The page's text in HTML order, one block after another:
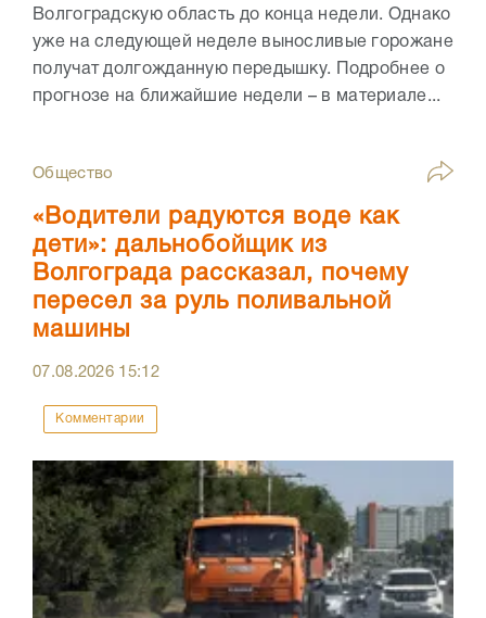
Волгоградскую область до конца недели. Однако
уже на следующей неделе выносливые горожане
получат долгожданную передышку. Подробнее о
прогнозе на ближайшие недели – в материале...
Общество
«Водители радуются воде как
дети»: дальнобойщик из
Волгограда рассказал, почему
пересел за руль поливальной
машины
07.08.2026 15:12
Комментарии